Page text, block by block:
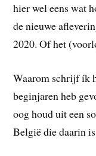
hier wel eens wat
de nieuwe
2020. Of het
Waarom schrijf ík
beginjaren heb
oog houd uit een
België die daarin